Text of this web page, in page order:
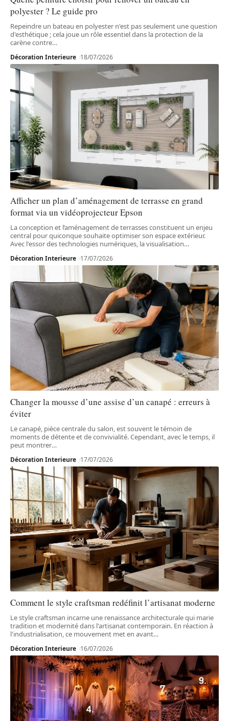
polyester ? Le guide pro
Repeindre un bateau en polyester n'est pas seulement une question
d'esthétique ; cela joue un rôle essentiel dans la protection de la
carène contre…
Décoration Interieure 18/07/2026
Afficher un plan d’aménagement de terrasse en grand
format via un vidéoprojecteur Epson
La conception et l’aménagement de terrasses constituent un enjeu
central pour quiconque souhaite optimiser son espace extérieur.
Avec l'essor des technologies numériques, la visualisation…
Décoration Interieure 17/07/2026
Changer la mousse d’une assise d’un canapé : erreurs à
éviter
Le canapé, pièce centrale du salon, est souvent le témoin de
moments de détente et de convivialité. Cependant, avec le temps, il
peut montrer…
Décoration Interieure 17/07/2026
Comment le style craftsman redéfinit l’artisanat moderne
Le style craftsman incarne une renaissance architecturale qui marie
tradition et modernité dans l'artisanat contemporain. En réaction à
l'industrialisation, ce mouvement met en avant…
Décoration Interieure 16/07/2026